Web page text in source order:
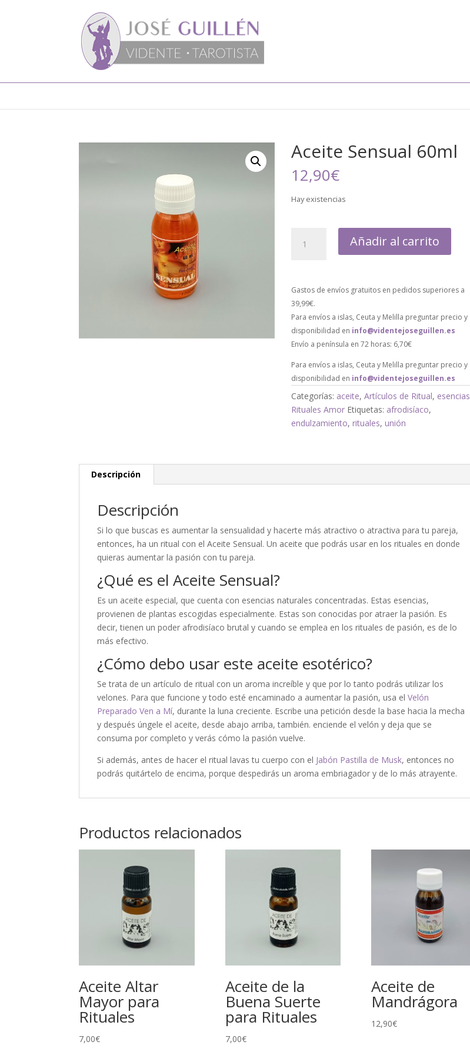
Aceite Sensual 60ml
12,90€
Hay existencias
Añadir al carrito
Gastos de envíos gratuitos en pedidos superiores a
39,99€.
Para envíos a islas, Ceuta y Melilla preguntar precio y
disponibilidad en info@videntejoseguillen.es
Envío a península en 72 horas: 6,70€
Para envíos a islas, Ceuta y Melilla preguntar precio y
disponibilidad en info@videntejoseguillen.es
Categorías: aceite,Artículos de Ritual, esencias
Rituales Amor Etiquetas: afrodisíaco,
endulzamiento,rituales,unión
Descripción
Descripción
Si lo que buscas es aumentar la sensualidad y hacerte más atractivo o atractiva para tu pareja,
entonces, ha un ritual con el Aceite Sensual. Un aceite que podrás usar en los rituales en donde
quieras aumentar la pasión con tu pareja.
¿Qué es el Aceite Sensual?
Es un aceite especial, que cuenta con esencias naturales concentradas. Estas esencias,
provienen de plantas escogidas especialmente. Estas son conocidas por atraer la pasión. Es
decir, tienen un poder afrodisíaco brutal y cuando se emplea en los rituales de pasión, es de lo
más efectivo.
¿Cómo debo usar este aceite esotérico?
Se trata de un artículo de ritual con un aroma increíble y que por lo tanto podrás utilizar los
velones. Para que funcione y todo esté encaminado a aumentar la pasión, usa elVelón
Preparado Ven a Mí, durante la luna creciente. Escribe una petición desde la base hacia la mecha
y después úngele el aceite, desde abajo arriba, también. enciende el velón y deja que se
consuma por completo y verás cómo la pasión vuelve.
Si además, antes de hacer el ritual lavas tu cuerpo con el Jabón Pastilla de Musk, entonces no
podrás quitártelo de encima, porque despedirás un aroma embriagador y de lo más atrayente.
Productos relacionados
Aceite Altar
Mayor para
Rituales
7,00€
Aceite de la
Buena Suerte
para Rituales
7,00€
Aceite de
Mandrágora
12,90€